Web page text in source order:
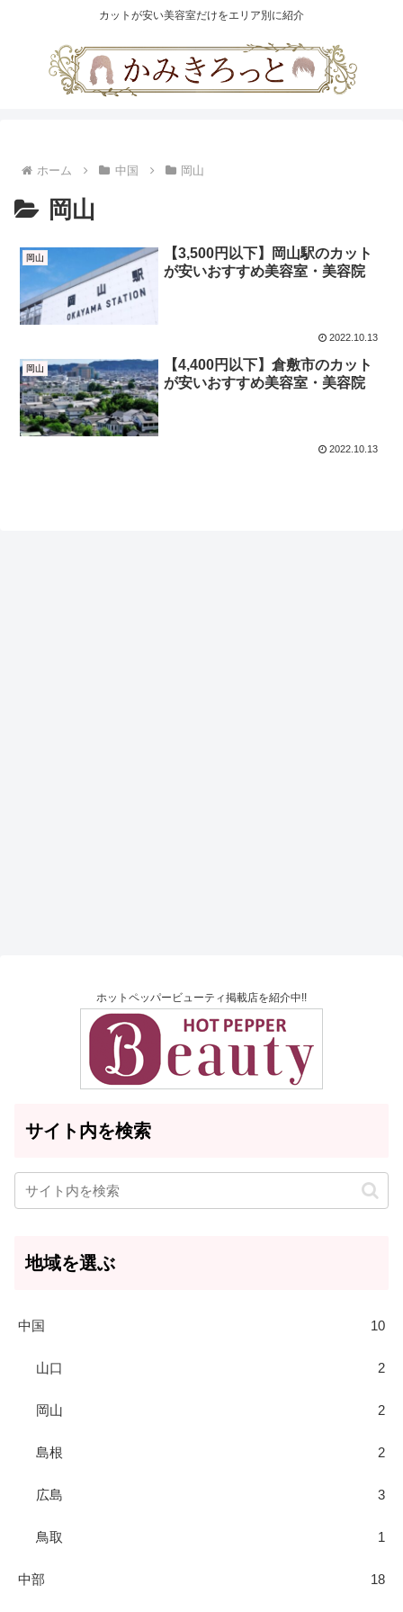
カットが安い美容室だけをエリア別に紹介
ホーム 中国 岡山
岡山
岡山
【3,500円以下】岡山駅のカット
が安いおすすめ美容室・美容院
2022.10.13
岡山
【4,400円以下】倉敷市のカット
が安いおすすめ美容室・美容院
2022.10.13
ホットペッパービューティ掲載店を紹介中!!
サイト内を検索
地域を選ぶ
中国 10
山口 2
岡山 2
島根 2
広島 3
鳥取 1
中部 18